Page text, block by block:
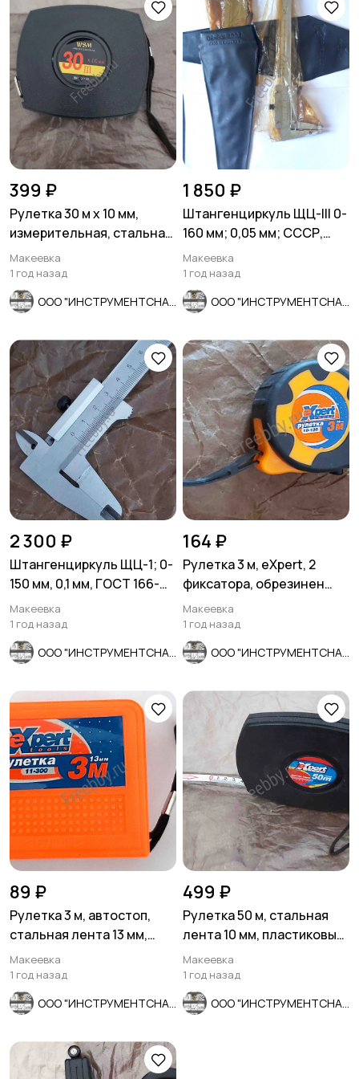
399 ₽
Рулетка 30 м х 10 мм,
измерительная, стальная
лента, пластиковый корпу
Макеевка
1 год назад
1 850 ₽
Штангенциркуль ЩЦ-lll 0-
160 мм; 0,05 мм; СССР,
ГОСТ 166-80.
Макеевка
1 год назад
2 300 ₽
Штангенциркуль ЩЦ-1; 0-
150 мм, 0,1 мм, ГОСТ 166-
80, Ставрополь.
Макеевка
1 год назад
164 ₽
Рулетка 3 м, eXpert, 2
фиксатора, обрезинен
корпус, 2-х сторон размет
Макеевка
1 год назад
89 ₽
Рулетка 3 м, автостоп,
стальная лента 13 мм,
двухсторонняя разметка.
Макеевка
1 год назад
499 ₽
Рулетка 50 м, стальная
лента 10 мм, пластиковый
ударопрочный корпус, ч
Макеевка
1 год назад